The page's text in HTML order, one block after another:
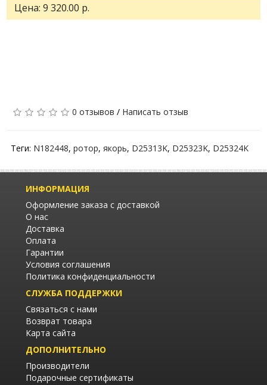
Цена: 9 320.00 р.
0 отзывов / Написать отзыв
Теги: N182448, ротор, якорь, D25313K, D25323K, D25324K
ИНФОРМАЦИЯ
Оформление заказа с доставкой
О нас
Доставка
Оплата
Гарантии
Условия соглашения
Политика конфиденциальности
СЛУЖБА ПОДДЕРЖКИ
Связаться с нами
Возврат товара
Карта сайта
ДОПОЛНИТЕЛЬНО
Производители
Подарочные сертификаты